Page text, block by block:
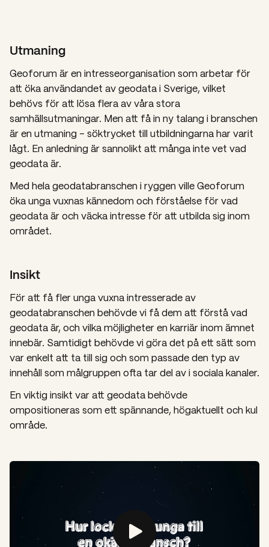
Utmaning
Geoforum är en intresseorganisation som arbetar för
att öka användandet av geodata i Sverige, vilket
behövs för att lösa flera av våra stora
samhällsutmaningar. Men att få in ny talang i branschen
är en utmaning – söktrycket till utbildningarna har varit
lågt. En anledning är sannolikt att många inte vet vad
geodata är.
Med hela geodatabranschen i ryggen ville Geoforum
öka unga vuxnas kännedom och förståelse för vad
geodata är och väcka intresse för att utbilda sig inom
området.
Insikt
För att få fler unga vuxna intresserade av
geodatabranschen behövde vi få dem att förstå vad
geodata är, och vilka möjligheter en karriär inom ämnet
innebär. Samtidigt behövde vi göra det på ett sätt som
var enkelt att ta till sig och som passade den typ av
innehåll som målgruppen ofta tar del av i sociala kanaler.
En viktig insikt var att geodata behövde
ompositioneras som ett spännande, högaktuellt och kul
område.